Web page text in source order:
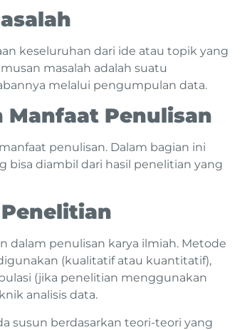
keseluruhan dari ide atau topik yang
masalah adalah suatu
melalui pengumpulan data.
Manfaat Penulisan
penulisan. Dalam bagian ini
bisa diambil dari hasil penelitian yang
dalam penulisan karya ilmiah. Metode
(kualitatif atau kuantitatif),
(jika penelitian menggunakan
analisis data.
susun berdasarkan teori-teori yang